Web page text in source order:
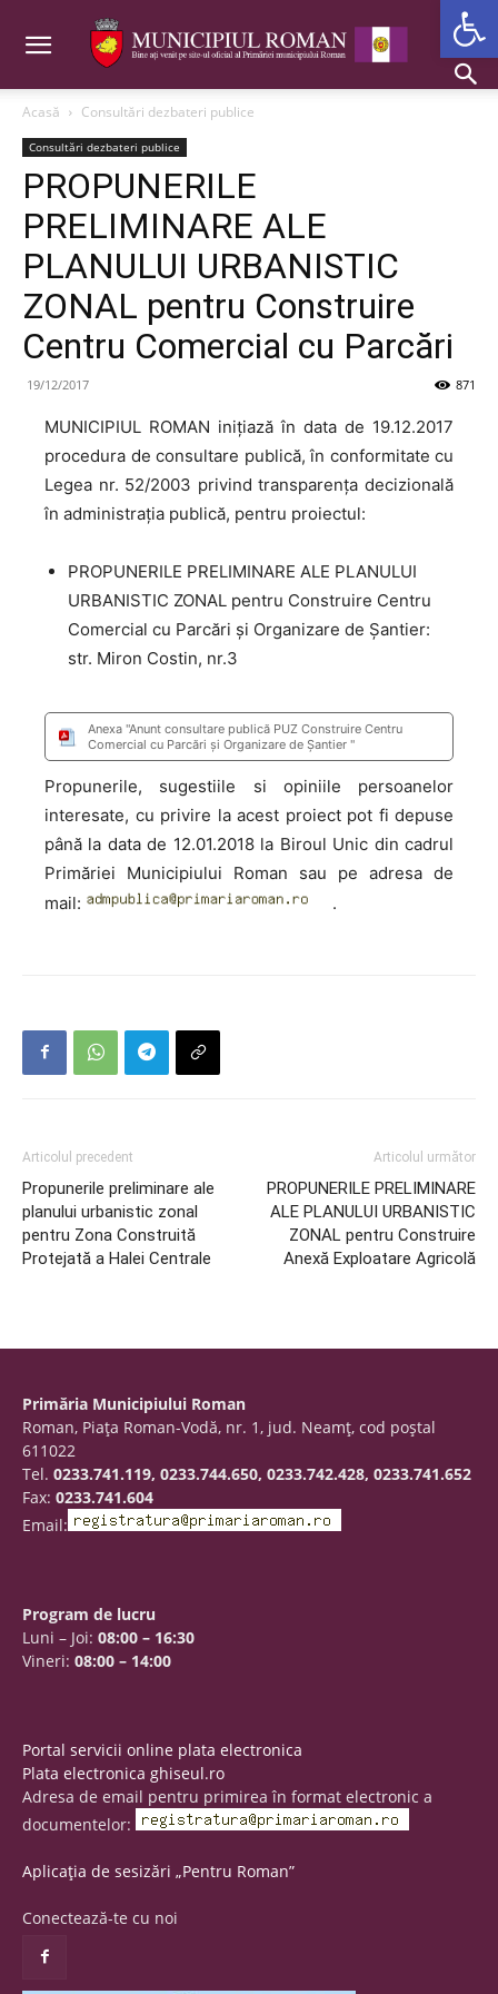
Acasă Consultări dezbateri publice
Consultări dezbateri publice
PROPUNERILE
PRELIMINARE ALE
PLANULUI URBANISTIC
ZONAL pentru Construire
Centru Comercial cu Parcări
19/12/2017 871
MUNICIPIUL ROMAN inițiază în data de 19.12.2017
procedura de consultare publică, în conformitate cu
Legea nr. 52/2003 privind transparența decizională
în administrația publică, pentru proiectul:
PROPUNERILE PRELIMINARE ALE PLANULUI
URBANISTIC ZONAL pentru Construire Centru
Comercial cu Parcări și Organizare de Șantier:
str. Miron Costin, nr.3
Anexa "Anunt consultare publică PUZ Construire Centru
Comercial cu Parcări și Organizare de Șantier "
Propunerile, sugestiile si opiniile persoanelor
interesate, cu privire la acest proiect pot fi depuse
până la data de 12.01.2018 la Biroul Unic din cadrul
Primăriei Municipiului Roman sau pe adresa de
mail:
.
Articolul precedent
Propunerile preliminare ale
planului urbanistic zonal
pentru Zona Construită
Protejată a Halei Centrale
Articolul următor
PROPUNERILE PRELIMINARE
ALE PLANULUI URBANISTIC
ZONAL pentru Construire
Anexă Exploatare Agricolă
Primăria Municipiului Roman
Roman, Piaţa Roman-Vodă, nr. 1, jud. Neamţ, cod poştal
611022
Tel. 0233.741.119, 0233.744.650, 0233.742.428, 0233.741.652
Fax: 0233.741.604
Email:
Program de lucru
Luni – Joi: 08:00 – 16:30
Vineri: 08:00 – 14:00
Portal servicii online plata electronica
Plata electronica ghiseul.ro
Adresa de email pentru primirea în format electronic a
documentelor:
Aplicația de sesizări „Pentru Roman”
Conectează-te cu noi